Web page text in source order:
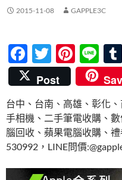
2015-11-08 GAPPLE3C
F
ac
e
b
o
o
k
T
w
itt
er
Pi
nt
er
es
t
Li
n
e
Post
台中、台南、高雄、彰化
手相機、二手筆電收購、
腦回收、蘋果電腦收購、
530992，LINE問價